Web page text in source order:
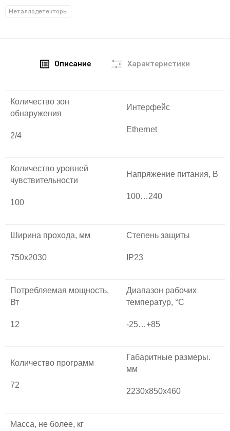
Металлодетекторы
Описание Характеристики
Количество зон
обнаружения
2/4
Интерфейс
Ethernet
Количество уровней
чувствительности
100
Напряжение питания, В
100…240
Ширина прохода, мм
750х2030
Степень защиты
IP23
Потребляемая мощность,
Вт
12
Диапазон рабочих
температур, °С
-25…+85
Количество программ
72
Габаритные размеры.
мм
2230х850х460
Масса, не более, кг